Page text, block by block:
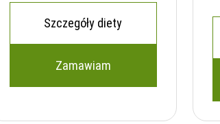
Szczegóły diety
Zamawiam